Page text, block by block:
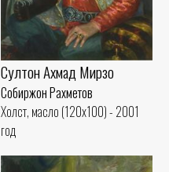
Султон Ахмад Мирзо
Собиржон Рахметов
Холст, масло (120x100) - 2001
год